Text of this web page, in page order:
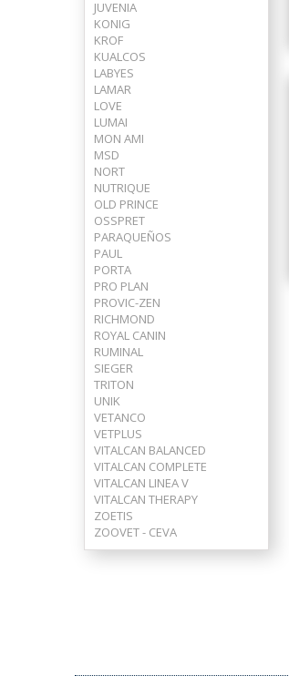
JUVENIA
KONIG
KROF
KUALCOS
LABYES
LAMAR
LOVE
LUMAI
MON AMI
MSD
NORT
NUTRIQUE
OLD PRINCE
OSSPRET
PARAQUEÑOS
PAUL
PORTA
PRO PLAN
PROVIC-ZEN
RICHMOND
ROYAL CANIN
RUMINAL
SIEGER
TRITON
UNIK
VETANCO
VETPLUS
VITALCAN BALANCED
VITALCAN COMPLETE
VITALCAN LINEA V
VITALCAN THERAPY
ZOETIS
ZOOVET - CEVA